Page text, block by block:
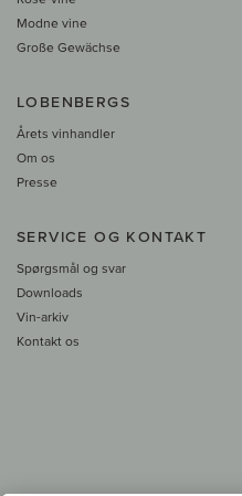
Modne vine
Große Gewächse
LOBENBERGS
Årets vinhandler
Om os
Presse
SERVICE OG KONTAKT
Spørgsmål og svar
Downloads
Vin-arkiv
Kontakt os